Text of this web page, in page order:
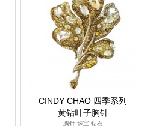
CINDY CHAO 四季系列
黄钻叶子胸针
胸针,珠宝,钻石